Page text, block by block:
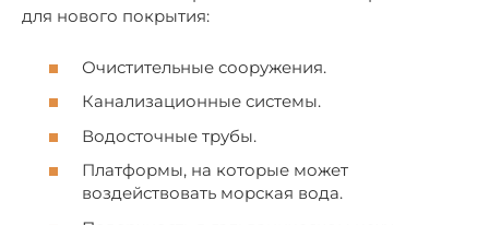
для нового покрытия:
Очистительные сооружения.
Канализационные системы.
Водосточные трубы.
Платформы, на которые может
воздействовать морская вода.